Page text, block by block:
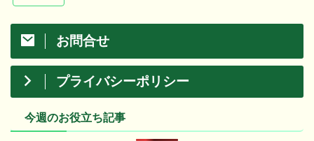
お問合せ
プライバシーポリシー
今週のお役立ち記事